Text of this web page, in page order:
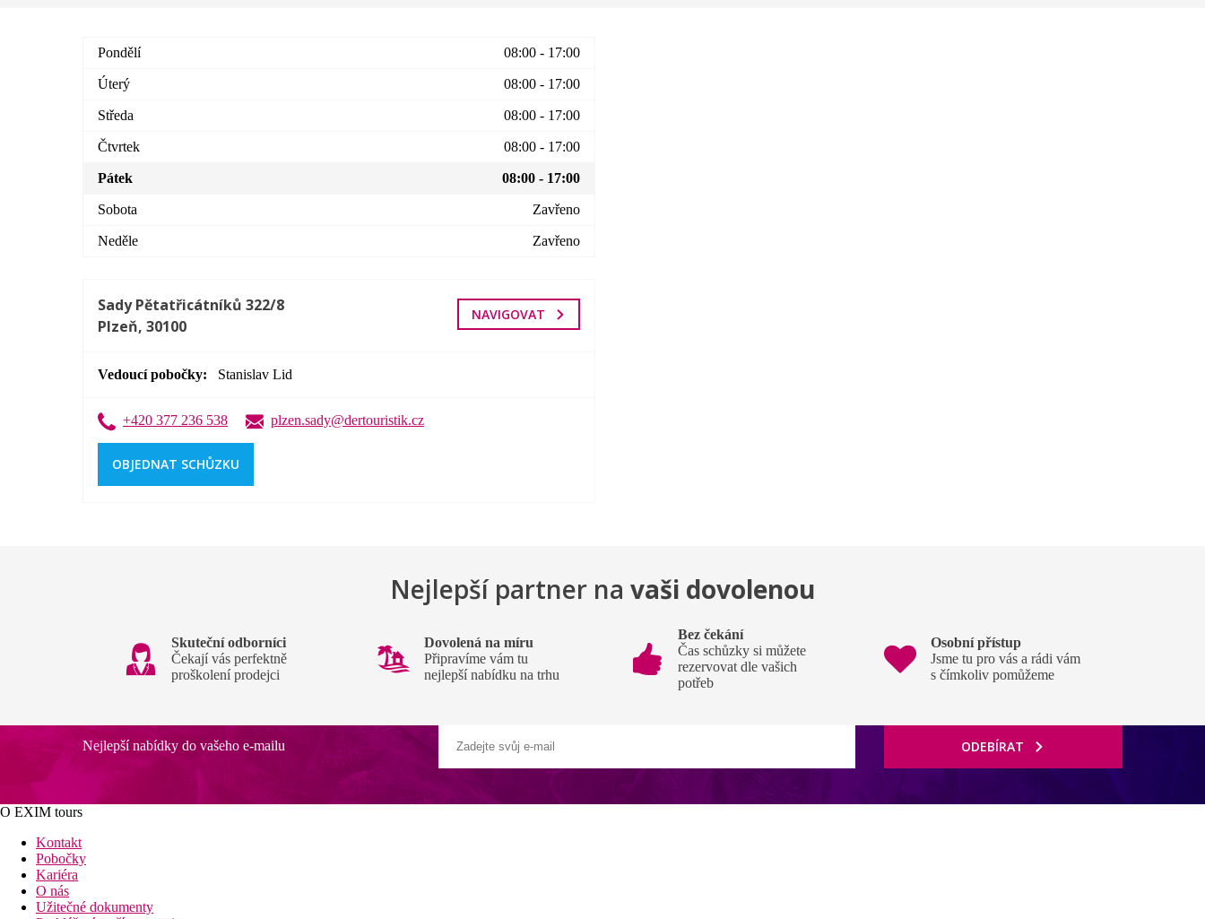
Pondělí 08:00 - 17:00
Úterý 08:00 - 17:00
Středa 08:00 - 17:00
Čtvrtek 08:00 - 17:00
Pátek 08:00 - 17:00
Sobota Zavřeno
Neděle Zavřeno
Sady Pětatřicátníků 322/8
Plzeň, 30100
NAVIGOVAT
Vedoucí pobočky Stanislav Lid
+420 377 236 538 plzen.sady@dertouristik.cz
OBJEDNAT SCHŮZKU
Nejlepší partner na vaši dovolenou
Skuteční odborníci
Čekají vás perfektně
proškolení prodejci
Dovolená na míru
Připravíme vám tu
nejlepší nabídku na trhu
Bez čekání
Čas schůzky si můžete
rezervovat dle vašich
potřeb
Osobní přístup
Jsme tu pro vás a rádi vám
s čímkoliv pomůžeme
Nejlepší nabídky do vašeho e-mailu ODEBÍRAT
O EXIM tours
Kontakt
Pobočky
Kariéra
O nás
Užitečné dokumenty